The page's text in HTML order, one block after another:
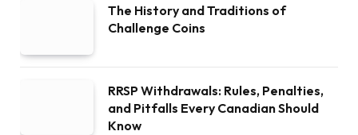
The History and Traditions of
Challenge Coins
RRSP Withdrawals: Rules, Penalties,
and Pitfalls Every Canadian Should
Know